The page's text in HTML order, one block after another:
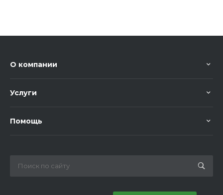
О компании
Услуги
Помощь